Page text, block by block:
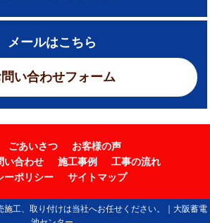
メールはこちら
い合わせフォーム
ごあいさつ
お客様の声
い合わせ 施工事例
工事の流れ
ーポリシー サイトマップ
工、取り付けは当社へお任せください。｜大阪蓄電